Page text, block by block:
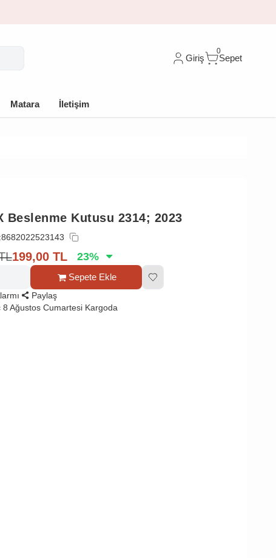
Giriş
0
Sepet
Matara İletişim
Beslenme Kutusu 2314; 2023
8682022523143
199,00 TL 23%
Sepete Ekle
Paylaş
8 Ağustos Cumartesi Kargoda